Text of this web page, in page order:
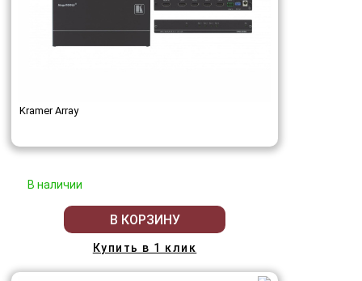
Kramer Array
В наличии
В КОРЗИНУ
Купить в 1 клик